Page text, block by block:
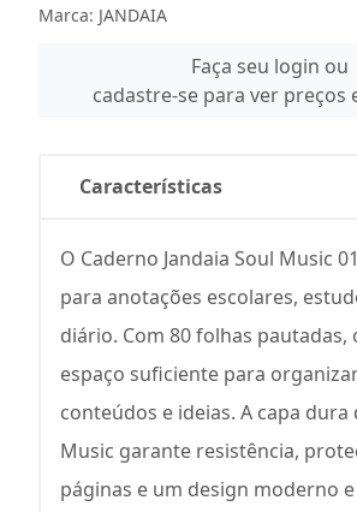
Marca: JANDAIA
Faça seu login ou
cadastre-se para ver preços
Características
O Caderno Jandaia Soul Music
para anotações escolares,
diário. Com 80 folhas pautadas,
espaço suficiente para
conteúdos e ideias. A capa dura
Music garante resistência,
páginas e um design moderno